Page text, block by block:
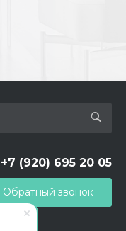
+7 (920) 695 20 05
Обратный звонок